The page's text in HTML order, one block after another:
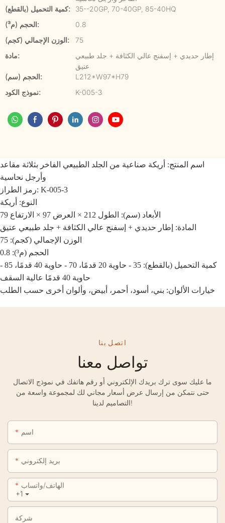
كمية التحميل (بالقطع):
35--20GP, 70-40GP, 85-40HQ
الحجم (م³):
0.8
الوزن الإجمالي (كجم):
75
مادة:
إطار حديدي + إسفنج عالي الكثافة + جلد طبيعي
عتيق
الحجم (سم):
L212*W97*H79
نموذج الكود:
K-005-3
اسم المنتج: أريكة صناعية من الجلد الطبيعي الفاخر بثلاثة مقاعد
وأرجل نحاسية
رمز الطراز: K-005-3
النوع: أريكة
الأبعاد (سم): الطول 212 × العرض 97 × الارتفاع 79
المادة: إطار حديدي + إسفنج عالي الكثافة + جلد طبيعي عتيق
الوزن الإجمالي (كجم): 75
الحجم (م³): 0.8
كمية التحميل (بالقطع): 35 - حاوية 20 قدمًا، 70 - حاوية 40 قدمًا، 85 -
حاوية 40 قدمًا عالية السقف
خيارات الألوان: بني، أسود، أحمر، أبيض، وألوان أخرى حسب الطلب
اتصل بنا
تواصل معنا
ما عليك سوى ترك بريدك الإلكتروني أو رقم هاتفك في نموذج الاتصال
حتى نتمكن من إرسال عرض أسعار مجاني لك لمجموعة واسعة من
التصاميم لدينا!
اسم
بريد إلكتروني
+1
الهاتف/واتساب
شركة